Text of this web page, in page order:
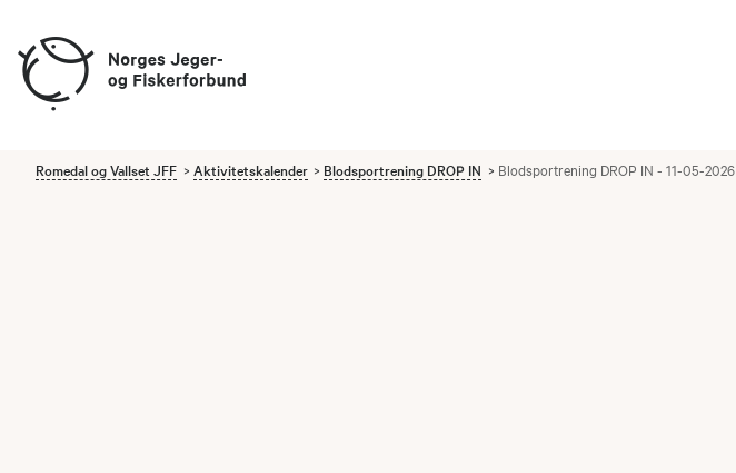
Romedal og Vallset JFF Aktivitetskalender Blodsportrening DROP IN Blodsportrening DROP IN - 11-05-2026